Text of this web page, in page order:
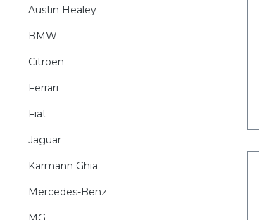
Austin Healey
BMW
Citroen
Ferrari
Fiat
Jaguar
Karmann Ghia
Mercedes-Benz